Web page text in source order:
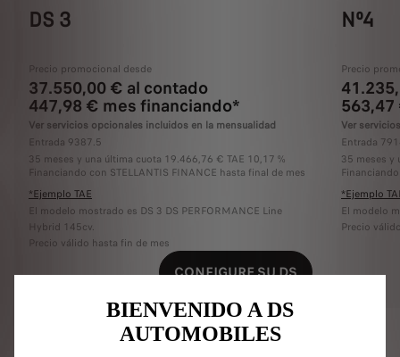
DS 3
Precio promocional desde
37.550,00 € al contado
447,98 € mes financiando*
Ver servicios opcionales incluidos en la mensualidad
Entrada 9387.5
35 meses y una última cuota 19.466,76 € TAE 10,17 %
Financiando con STELLANTIS FINANCE hasta final de mes
*Ejemplo TAE
El modelo mostrado es DS 3 DS PERFORMANCE Line
Hybrid 145cv.
Precio válido hasta fin de mes
CONFIGURE SU DS
Nº4
Precio
Ver
Entrada
35 meses y
*Ejemplo
El modelo
Precio
BIENVENIDO A DS
AUTOMOBILES